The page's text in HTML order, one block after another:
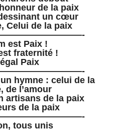
de la paix
un cœur
Celui de la paix
est Paix !
fraternité !
Paix
hymne : celui de la
de l’amour
artisans de la paix
de la paix
tous unis